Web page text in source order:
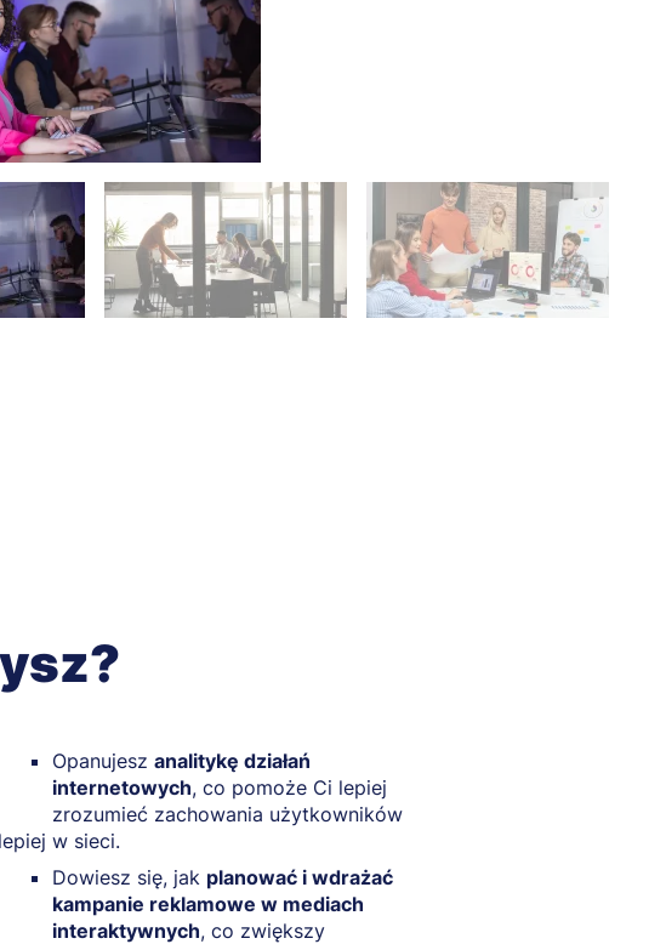
Opanujesz analitykę działań
internetowych, co pomoże Ci lepiej
zrozumieć zachowania użytkowników
w sieci.
Dowiesz się, jak planować i wdrażać
kampanie reklamowe w mediach
interaktywnych, co zwiększy